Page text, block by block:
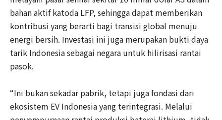
bahan aktif katoda LFP, sehingga dapat memberikan
kontribusi yang berarti bagi transisi global menuju
energi bersih. Investasi ini juga merupakan bukti daya
tarik Indonesia sebagai negara untuk hilirisasi rantai
pasok.
“Ini bukan sekadar pabrik, tetapi juga fondasi dari
ekosistem EV Indonesia yang terintegrasi. Melalui